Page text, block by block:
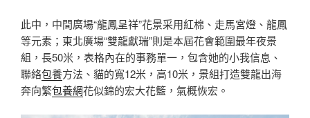
此中，中間廣場“龍鳳呈祥”花景采用紅棉、走馬宮燈、龍鳳
等元素；東北廣場“雙龍獻瑞”則是本屆花會範圍最年夜景
組，長50米，表格內在的事務單一，包含她的小我信息、
聯絡包養方法、貓的寬12米，高10米，景組打造雙龍出海
奔向繁包養網花似錦的宏大花籃，氣概恢宏。